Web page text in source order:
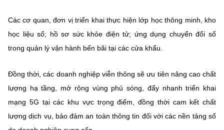
Các cơ quan, đơn vị triển khai thực hiện lớp học thông minh, kho
học liệu số; hồ sơ sức khỏe điện tử; ứng dụng chuyển đổi số
trong quản lý vận hành bến bãi tại các cửa khẩu.
Đồng thời, các doanh nghiệp viễn thông sẽ ưu tiên nâng cao chất
lượng hạ tầng, mở rộng vùng phủ sóng, đẩy nhanh triển khai
mạng 5G tại các khu vực trọng điểm, đồng thời cam kết chất
lượng dịch vụ, bảo đảm an toàn thông tin đối với các nền tảng số